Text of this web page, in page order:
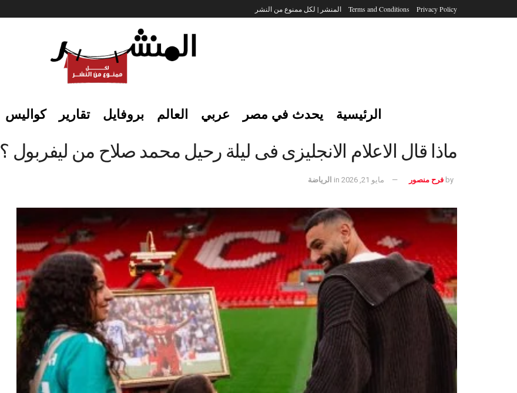
Privacy Policy
Terms and Conditions المنشر | لكل ممنوع من النشر
الرئيسية يحدث في مصر عربي العالم بروفايل تقارير كواليس
ماذا قال الاعلام الانجليزى فى ليلة رحيل محمد صلاح من ليفربول ؟
by فرح منصور مايو 21, 2026 in الرياضة